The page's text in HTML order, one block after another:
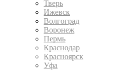
Тверь
Ижевск
Волгоград
Воронеж
Пермь
Краснодар
Красноярск
Уфа